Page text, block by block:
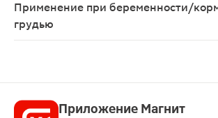
Применение при беременности/
грудью
Приложение Магнит